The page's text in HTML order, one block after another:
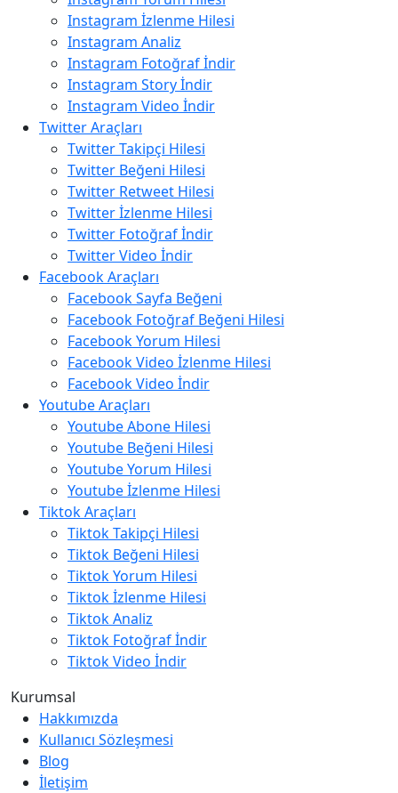
Instagram İzlenme Hilesi
Instagram Analiz
Instagram Fotoğraf İndir
Instagram Story İndir
Instagram Video İndir
Twitter Araçları
Twitter Takipçi Hilesi
Twitter Beğeni Hilesi
Twitter Retweet Hilesi
Twitter İzlenme Hilesi
Twitter Fotoğraf İndir
Twitter Video İndir
Facebook Araçları
Facebook Sayfa Beğeni
Facebook Fotoğraf Beğeni Hilesi
Facebook Yorum Hilesi
Facebook Video İzlenme Hilesi
Facebook Video İndir
Youtube Araçları
Youtube Abone Hilesi
Youtube Beğeni Hilesi
Youtube Yorum Hilesi
Youtube İzlenme Hilesi
Tiktok Araçları
Tiktok Takipçi Hilesi
Tiktok Beğeni Hilesi
Tiktok Yorum Hilesi
Tiktok İzlenme Hilesi
Tiktok Analiz
Tiktok Fotoğraf İndir
Tiktok Video İndir
Kurumsal
Hakkımızda
Kullanıcı Sözleşmesi
Blog
İletişim